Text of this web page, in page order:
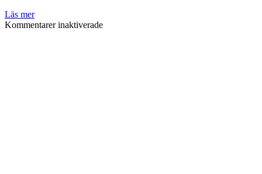
Läs mer
Kommentarer inaktiveradeför